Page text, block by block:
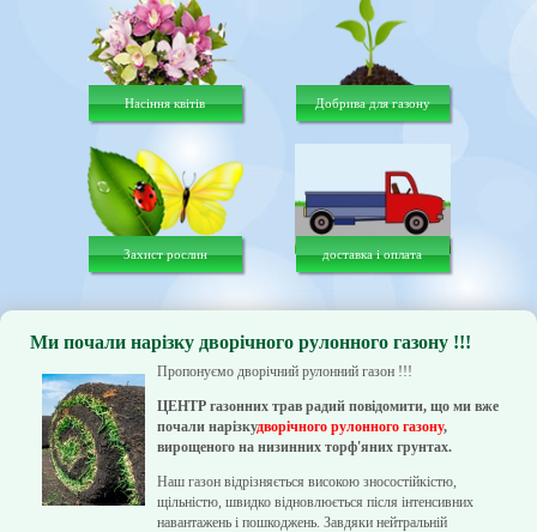
Насіння квітів Добрива для газону
Захист рослин доставка і оплата
Ми почали нарізку дворічного рулонного газону !!!
Пропонуємо дворічний рулонний газон !!!
ЦЕНТР газонних трав радий повідомити, що ми вже
почали нарізкудворічного рулонного газону,
вирощеного на низинних торф'яних грунтах.
Наш газон відрізняється високою зносостійкістю,
щільністю, швидко відновлюється після інтенсивних
навантажень і пошкоджень. Завдяки нейтральній